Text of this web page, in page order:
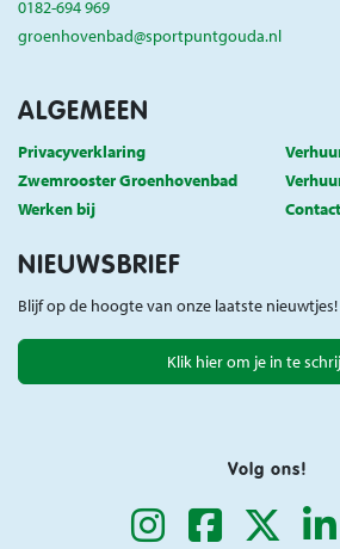
0182-694 969
groenhovenbad@sportpuntgouda.nl
ALGEMEEN
Privacyverklaring
Zwemrooster Groenhovenbad
Werken bij
Contact
NIEUWSBRIEF
Blijf op de hoogte van onze laatste nieuwtjes!
Klik hier om je in te
Volg ons!